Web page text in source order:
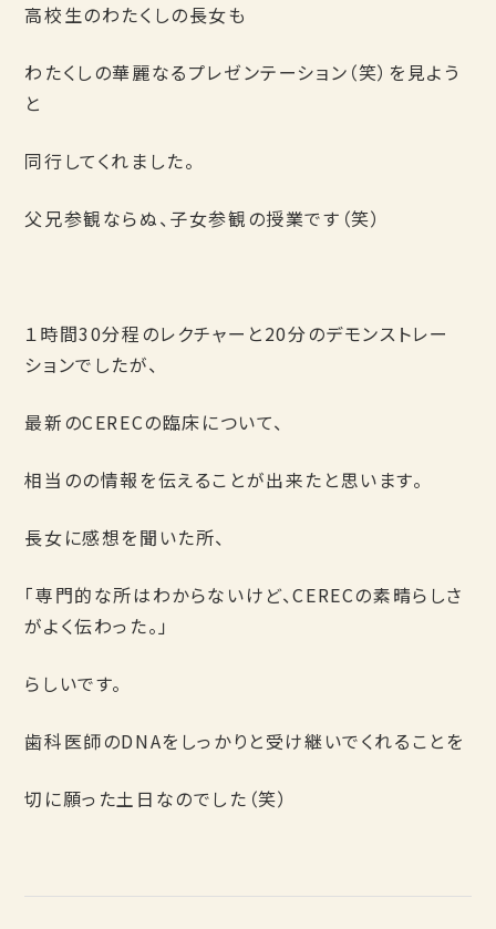
高校生のわたくしの長女も
わたくしの華麗なるプレゼンテーション（笑）を見よう
と
同行してくれました。
父兄参観ならぬ、子女参観の授業です（笑）
１時間30分程のレクチャーと20分のデモンストレー
ションでしたが、
最新のCERECの臨床について、
相当のの情報を伝えることが出来たと思います。
長女に感想を聞いた所、
「専門的な所はわからないけど、CERECの素晴らしさ
がよく伝わった。」
らしいです。
歯科医師のDNAをしっかりと受け継いでくれることを
切に願った土日なのでした（笑）